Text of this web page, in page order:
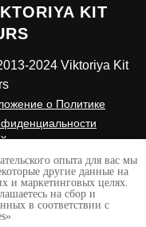
опыта для вас мы
другие данные на
и маркетинговых целях.
на сбор и
в соответствии с
KIT
2024 Viktoriya Kit
о Политике
сделан